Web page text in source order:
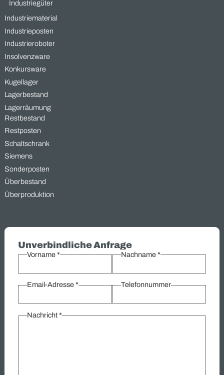
Was wir kaufen –
Industriegüter, die Wert
Bei MAAS Import Export sind wir spezialisiert auf den Ankauf
überschüssigen und gebrauchten Industriegütern aus
verschiedenen Bereichen. Von Elektromaterial bis zu
Getriebemotoren – wir bieten Ihnen eine schnelle und
Lösung zur Verwertung Ihrer Lagerbestände. Unsere
Kontaktieren Sie uns, um zu erfahren, wie wir Ihre
Güter in wertvolle Ressourcen verwandeln können.
Ankauf
Elektromaterial
Elektromotoren
Getriebemotoren